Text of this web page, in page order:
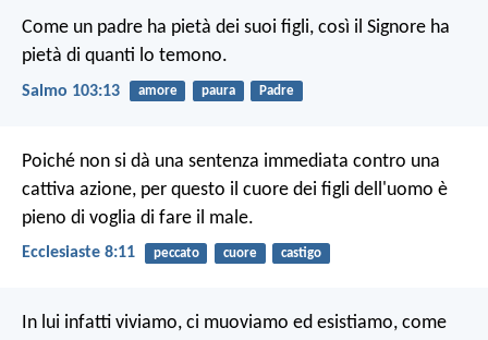
Come un padre ha pietà dei suoi figli, così il Signore ha
pietà di quanti lo temono.
Salmo 103:13 amore paura Padre
Poiché non si dà una sentenza immediata contro una
cattiva azione, per questo il cuore dei figli dell'uomo è
pieno di voglia di fare il male.
Ecclesiaste 8:11 peccato cuore castigo
In lui infatti viviamo, ci muoviamo ed esistiamo, come